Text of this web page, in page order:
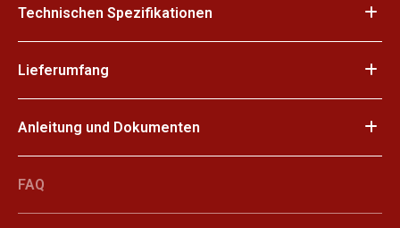
Technischen Spezifikationen
Lieferumfang
Anleitung und Dokumenten
FAQ